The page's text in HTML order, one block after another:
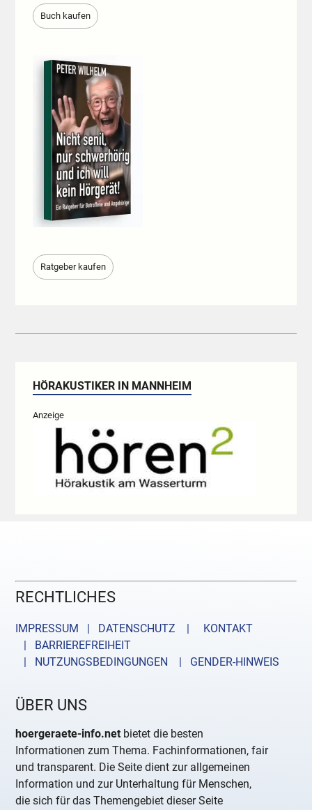
Buch kaufen
Ratgeber kaufen
HÖRAKUSTIKER IN MANNHEIM
Anzeige
RECHTLICHES
IMPRESSUM | DATENSCHUTZ |
KONTAKT
| BARRIEREFREIHEIT
| NUTZUNGSBEDINGUNGEN
| GENDER-HINWEIS
ÜBER UNS
hoergeraete-info.net bietet die besten
Informationen zum Thema. Fachinformationen, fair
und transparent. Die Seite dient zur allgemeinen
Information und zur Unterhaltung für Menschen,
die sich für das Themengebiet dieser Seite